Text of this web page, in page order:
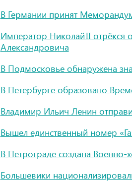
В Германии принят
Император Николай II отрёкся
Александровича
В Подмосковье обнаружена
В Петербурге образовано
Владимир Ильич Ленин
Вышел единственный номер
В Петрограде создана Военно-
Большевики